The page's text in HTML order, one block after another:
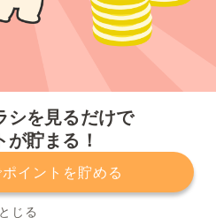
シを見るだけで
が貯まる！
イントを貯める
とじる
利用規約
運営会社
わせ